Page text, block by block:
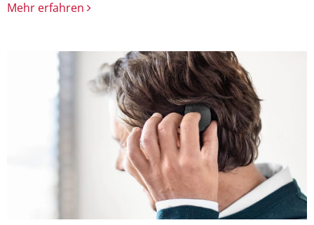
Mehr erfahren